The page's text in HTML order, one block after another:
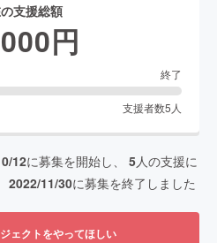
支援総額
円
終了
支援者数5 人
12に募集を開始し、 5人の支援に
2022/11/30に募集を終了しました
ェクトをやってほしい